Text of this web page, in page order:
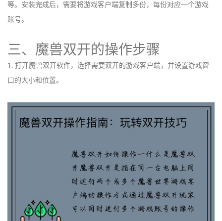
等。安装完成后，需要将游戏客户端复制多份，每份对应一个游戏
账号。
三、魔兽双开的操作步骤
1. 打开魔兽双开软件，选择需要双开的游戏客户端，并设置游戏窗
口的大小和位置。